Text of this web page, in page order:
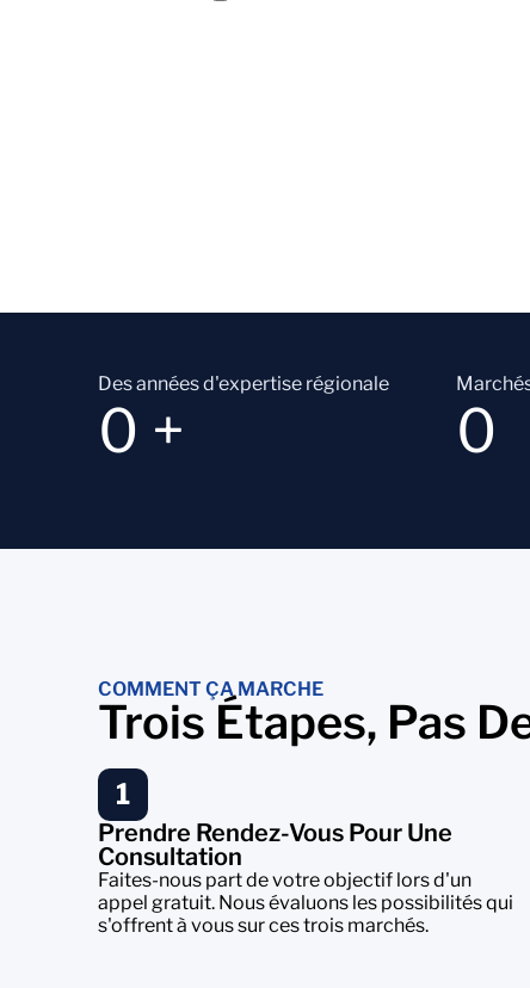
Des années d'expertise régionale
0 + 0
COMMENT ÇA MARCHE
Trois Étapes, Pas
1
Prendre Rendez-Vous Pour Une
Consultation
Faites-nous part de votre objectif lors d'un
appel gratuit. Nous évaluons les possibilités qui
s'offrent à vous sur ces trois marchés.